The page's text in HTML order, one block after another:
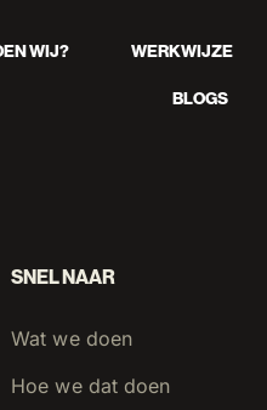
WIJ? WERKWIJZE
BLOGS
SNEL NAAR
Wat we doen
Hoe we dat doen